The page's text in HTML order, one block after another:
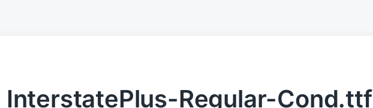
InterstatePlus-Regular-Cond.ttf